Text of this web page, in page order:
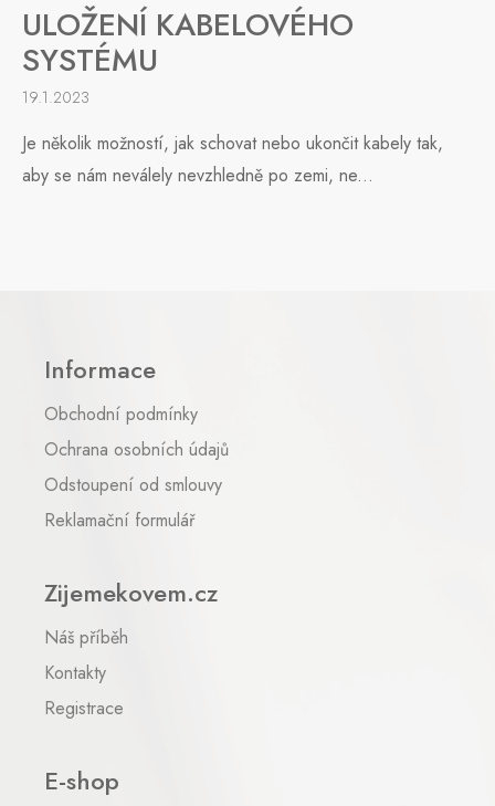
ULOŽENÍ KABELOVÉHO
SYSTÉMU
19.1.2023
Je několik možností, jak schovat nebo ukončit kabely tak,
aby se nám neválely nevzhledně po zemi, ne...
Informace
Obchodní podmínky
Ochrana osobních údajů
Odstoupení od smlouvy
Reklamační formulář
Zijemekovem.cz
Náš příběh
Kontakty
Registrace
E-shop